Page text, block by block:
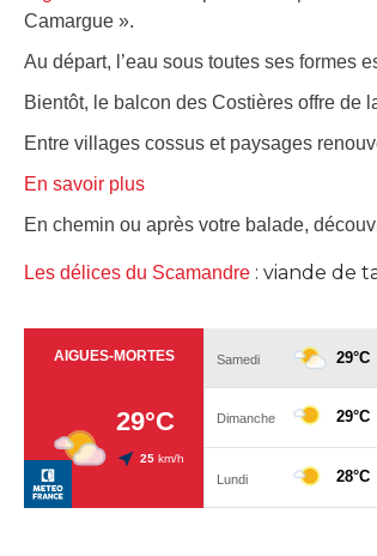
Camargue ».
Au départ, l’eau sous toutes ses formes
Bientôt, le balcon des Costières offre de
Entre villages cossus et paysages
En savoir plus
En chemin ou après votre balade,
Les délices du Scamandre : viande de